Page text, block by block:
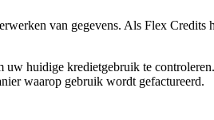
van gegevens. Als Flex Credits
uw huidige kredietgebruik te
waarop gebruik wordt gefactureerd.